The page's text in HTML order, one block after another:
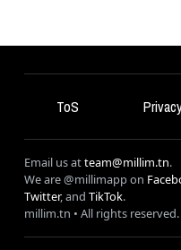
ToS
Email us atteam@millim.tn.
We are @millimapp on
Twitter, and TikTok.
millim.tn • All rights reserved.